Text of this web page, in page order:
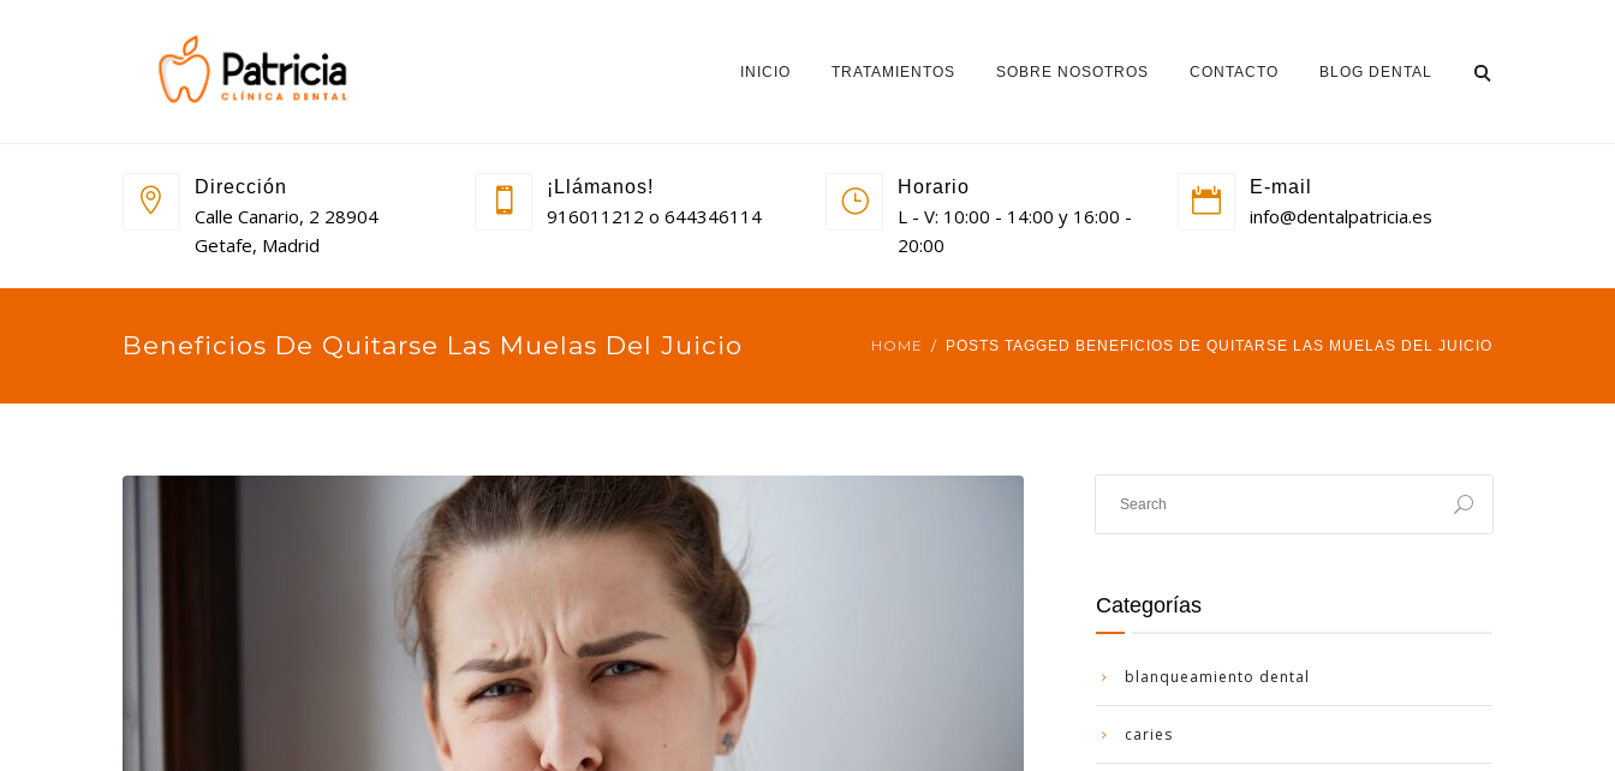
INICIO TRATAMIENTOS SOBRE NOSOTROS CONTACTO BLOG DENTAL
Dirección
Calle Canario, 2 28904
Getafe, Madrid
¡Llámanos!
916011212 o 644346114
Horario
L - V: 10:00 - 14:00 y 16:00 -
20:00
E-mail
info@dentalpatricia.es
Beneficios De Quitarse Las Muelas Del Juicio HOME POSTS TAGGED BENEFICIOS DE QUITARSE LAS MUELAS DEL JUICIO
Categorías
blanqueamiento dental
caries